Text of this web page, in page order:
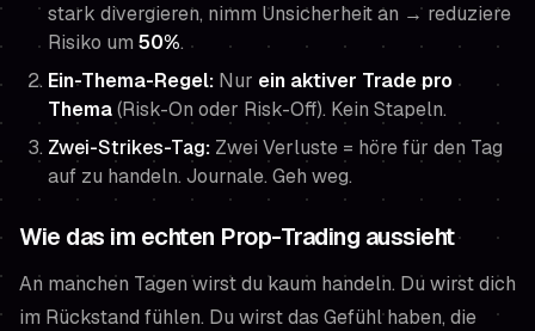
stark divergieren, nimm Unsicherheit an → reduziere
Risiko um 50%.
Ein-Thema-Regel: Nur ein aktiver Trade pro
Thema(Risk-On oder Risk-Off). Kein Stapeln.
Zwei-Strikes-Tag: Zwei Verluste = höre für den Tag
auf zu handeln. Journale. Geh weg.
Wie das im echten Prop-Trading aussieht
An manchen Tagen wirst du kaum handeln. Du wirst dich
im Rückstand fühlen. Du wirst das Gefühl haben, die